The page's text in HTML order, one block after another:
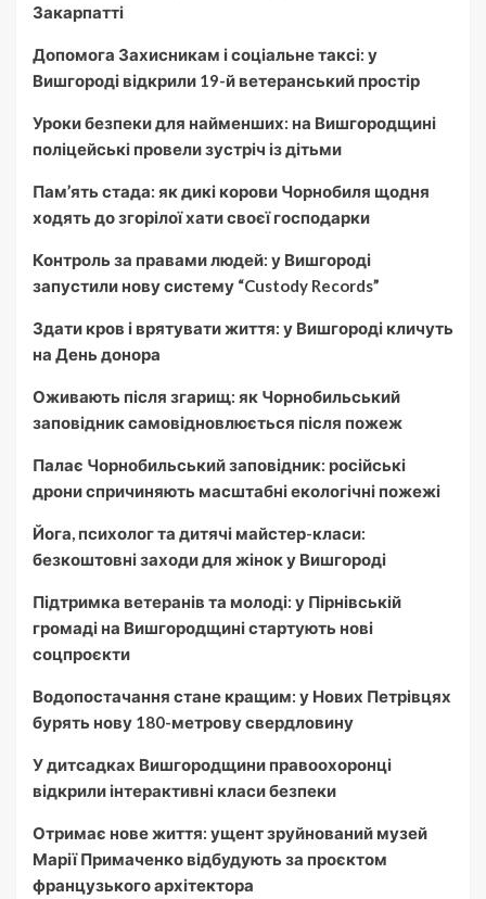
Закарпатті
Допомога Захисникам і соціальне таксі: у
Вишгороді відкрили 19-й ветеранський простір
Уроки безпеки для найменших: на Вишгородщині
поліцейські провели зустріч із дітьми
Пам’ять стада: як дикі корови Чорнобиля щодня
ходять до згорілої хати своєї господарки
Контроль за правами людей: у Вишгороді
запустили нову систему “Custody Records”
Здати кров і врятувати життя: у Вишгороді кличуть
на День донора
Оживають після згарищ: як Чорнобильський
заповідник самовідновлюється після пожеж
Палає Чорнобильський заповідник: російські
дрони спричиняють масштабні екологічні пожежі
Йога, психолог та дитячі майстер-класи:
безкоштовні заходи для жінок у Вишгороді
Підтримка ветеранів та молоді: у Пірнівській
громаді на Вишгородщині стартують нові
соцпроєкти
Водопостачання стане кращим: у Нових Петрівцях
бурять нову 180-метрову свердловину
У дитсадках Вишгородщини правоохоронці
відкрили інтерактивні класи безпеки
Отримає нове життя: ущент зруйнований музей
Марії Примаченко відбудують за проєктом
французького архітектора